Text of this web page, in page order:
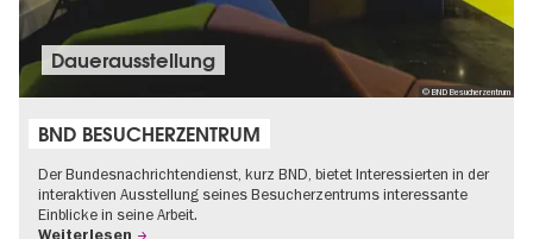
© BND Besucherzentrum
Dauer­aus­stel­lung
BND BESUCHERZENTRUM
Der Bundesnachrichtendienst, kurz BND, bietet Interessierten in der
interaktiven Ausstellung seines Besucherzentrums interessante
Einblicke in seine Arbeit.